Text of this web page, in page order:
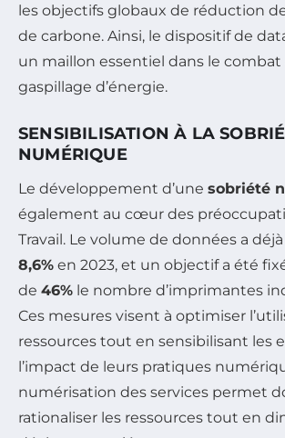
les objectifs globaux de réduction
de carbone. Ainsi, le dispositif de
un maillon essentiel dans le
gaspillage d’énergie.
SENSIBILISATION À LA
NUMÉRIQUE
Le développement d’une sobriété
également au cœur des
Travail. Le volume de données a
8,6% en 2023, et un objectif a été
de 46% le nombre d’imprimantes
Ces mesures visent à optimiser
ressources tout en sensibilisant les
l’impact de leurs pratiques
numérisation des services permet
rationaliser les ressources tout en